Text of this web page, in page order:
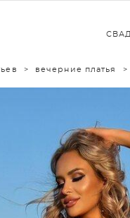
> вечерние платья >